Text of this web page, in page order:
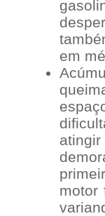
em
motor